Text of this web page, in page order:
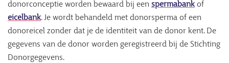
donorconceptie worden bewaard bij een spermabank of
eicelbank. Je wordt behandeld met donorsperma of een
donoreicel zonder dat je de identiteit van de donor kent. De
gegevens van de donor worden geregistreerd bij de Stichting
Donorgegevens.